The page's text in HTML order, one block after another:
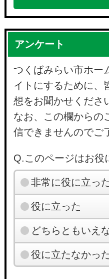
アンケート
つくばみらい市ホー
イトにするために、
想をお聞かせくださ
なお、この欄からの
信できませんのでご
Q.このページはお役
非常に役に立っ
役に立った
どちらともいえ
役に立たなかっ